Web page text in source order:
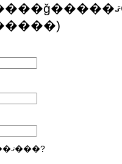
���ξ������Ͽ���ޤ���?